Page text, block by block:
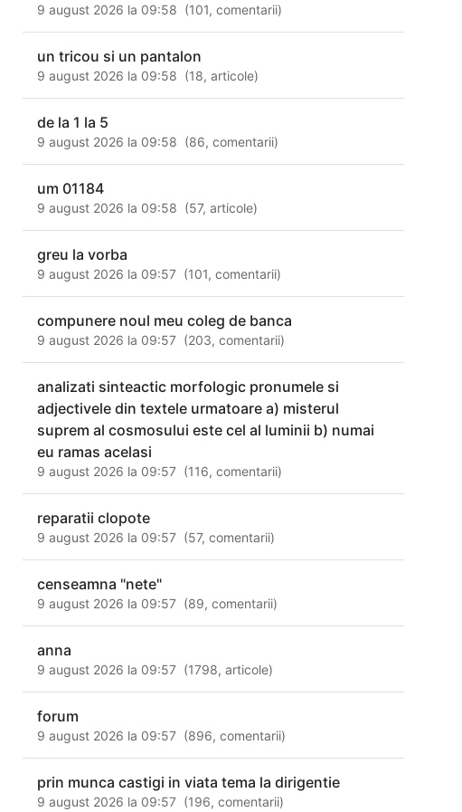
9 august 2026 la 09:58 (101,comentarii)
un tricou si un pantalon
9 august 2026 la 09:58 (18,articole)
de la 1 la 5
9 august 2026 la 09:58 (86,comentarii)
um 01184
9 august 2026 la 09:58 (57,articole)
greu la vorba
9 august 2026 la 09:57 (101,comentarii)
compunere noul meu coleg de banca
9 august 2026 la 09:57 (203,comentarii)
analizati sinteactic morfologic pronumele si
adjectivele din textele urmatoare a) misterul
suprem al cosmosului este cel al luminii b) numai
eu ramas acelasi
9 august 2026 la 09:57 (116,comentarii)
reparatii clopote
9 august 2026 la 09:57 (57,comentarii)
censeamna "nete"
9 august 2026 la 09:57 (89,comentarii)
anna
9 august 2026 la 09:57 (1798,articole)
forum
9 august 2026 la 09:57 (896,comentarii)
prin munca castigi in viata tema la dirigentie
9 august 2026 la 09:57 (196,comentarii)